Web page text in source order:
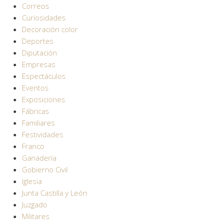
Correos
Curiosidades
Decoración color
Deportes
Diputación
Empresas
Espectáculos
Eventos
Exposiciones
Fábricas
Familiares
Festividades
Franco
Ganadería
Gobierno Civil
Iglesia
Junta Castilla y León
Juzgado
Militares